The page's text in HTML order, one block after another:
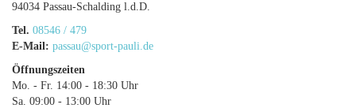
94034 Passau-Schalding l.d.D.
Tel. 08546 / 479
E-Mail: passau@sport-pauli.de
Öffnungszeiten
Mo. - Fr. 14:00 - 18:30 Uhr
Sa. 09:00 - 13:00 Uhr